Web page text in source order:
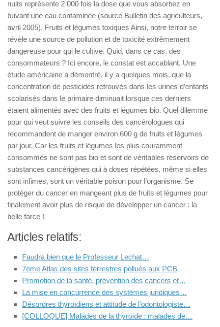
nuits représente 2 000 fois la dose que vous absorbez en
buvant une eau contaminée (source Bulletin des agriculteurs,
avril 2005). Fruits et légumes toxiques Ainsi, notre terroir se
révèle une source de pollution et de toxicité extrêmement
dangereuse pour qui le cultive. Quid, dans ce cas, des
consommateurs ? Ici encore, le constat est accablant. Une
étude américaine a démontré, il y a quelques mois, que la
concentration de pesticides retrouvés dans les urines d’enfants
scolarisés dans le primaire diminuait lorsque ces derniers
étaient alimentés avec des fruits et légumes bio. Quel dilemme
pour qui veut suivre les conseils des cancérologues qui
recommandent de manger environ 600 g de fruits et légumes
par jour. Car les fruits et légumes les plus couramment
consommés ne sont pas bio et sont de véritables réservoirs de
substances cancérigènes qui à doses répétées, même si elles
sont infimes, sont un véritable poison pour l’organisme. Se
protéger du cancer en mangeant plus de fruits et légumes pour
finalement avoir plus de risque de développer un cancer : la
belle farce !
Articles relatifs:
Faudra bien que le Professeur Lechat…
7ème Atlas des sites terrestres pollués aux PCB
Promotion de la santé, prévention des cancers et…
La mise en concurrence des systèmes juridiques…
Désordres thyroïdiens et attitude de l’odontologiste…
[COLLOQUE] Malades de la thyroïde : malades de…